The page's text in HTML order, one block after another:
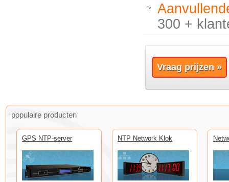
300 +
Vraag prijzen »
populaire producten
GPS NTP-server NTP Network Klok